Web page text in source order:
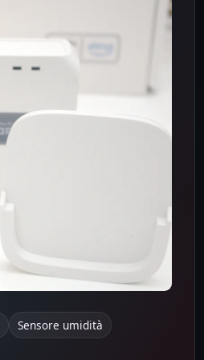
Sensore umidità